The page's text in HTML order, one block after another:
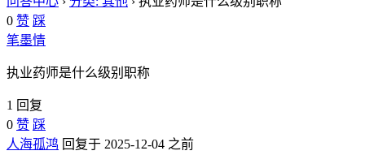
0 赞 踩
笔墨情
执业药师是什么级别职称
1 回复
0 赞 踩
人海孤鸿 回复于 2025-12-04 之前